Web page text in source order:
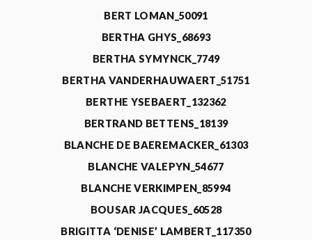
BERT LOMAN_50091
BERTHA GHYS_68693
BERTHA SYMYNCK_7749
BERTHA VANDERHAUWAERT_51751
BERTHE YSEBAERT_132362
BERTRAND BETTENS_18139
BLANCHE DE BAEREMACKER_61303
BLANCHE VALEPYN_54677
BLANCHE VERKIMPEN_85994
BOUSAR JACQUES_60528
BRIGITTA ‘DENISE’ LAMBERT_117350